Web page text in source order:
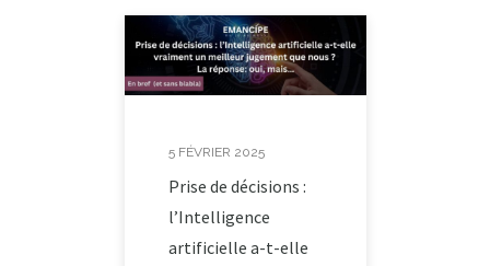
5 FÉVRIER 2025
Prise de décisions :
l’Intelligence
artificielle a-t-elle